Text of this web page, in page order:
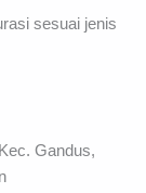
sesuai jenis
Gandus,